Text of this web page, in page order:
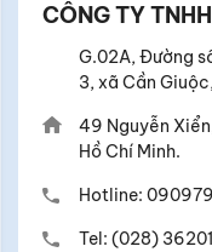
CÔNG TY
G.02A, Đường
3, xã Cần
49 Nguyễn
Hồ Chí Minh.
Hotline:
Tel: (028)